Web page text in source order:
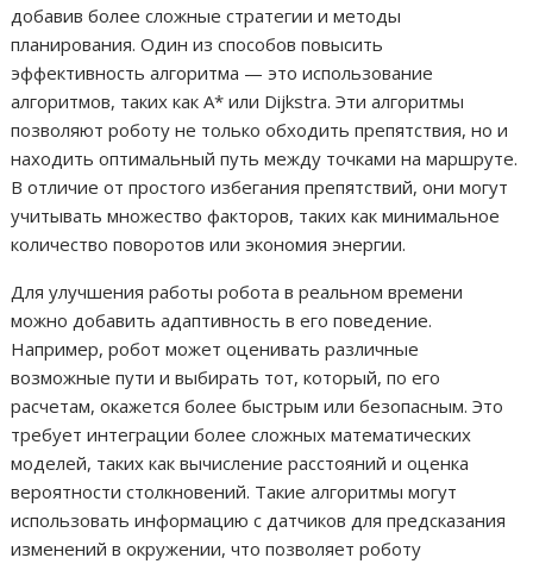
добавив более сложные стратегии и методы
планирования. Один из способов повысить
эффективность алгоритма — это использование
алгоритмов, таких как A* или Dijkstra. Эти алгоритмы
позволяют роботу не только обходить препятствия, но и
находить оптимальный путь между точками на маршруте.
В отличие от простого избегания препятствий, они могут
учитывать множество факторов, таких как минимальное
количество поворотов или экономия энергии.
Для улучшения работы робота в реальном времени
можно добавить адаптивность в его поведение.
Например, робот может оценивать различные
возможные пути и выбирать тот, который, по его
расчетам, окажется более быстрым или безопасным. Это
требует интеграции более сложных математических
моделей, таких как вычисление расстояний и оценка
вероятности столкновений. Такие алгоритмы могут
использовать информацию с датчиков для предсказания
изменений в окружении, что позволяет роботу